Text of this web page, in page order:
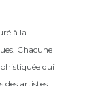
à la
Chacune
qui
des artistes